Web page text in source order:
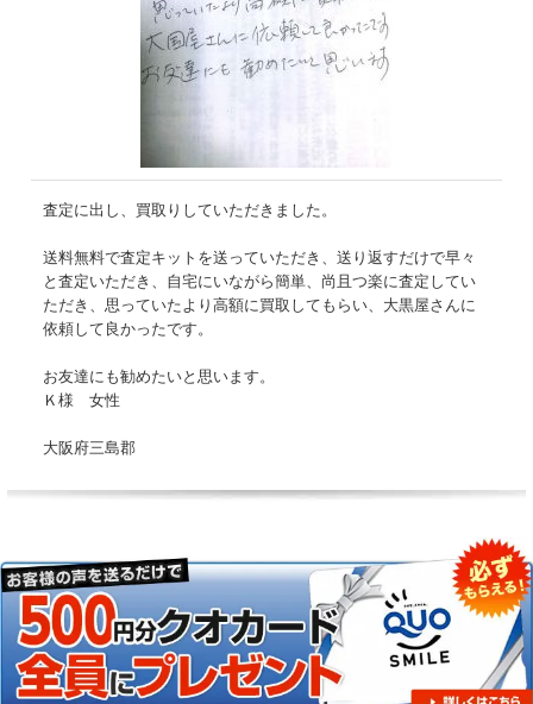
査定に出し、買取りしていただきました。
送料無料で査定キットを送っていただき、送り返すだけで早々
と査定いただき、自宅にいながら簡単、尚且つ楽に査定してい
ただき、思っていたより高額に買取してもらい、大黒屋さんに
依頼して良かったです。
お友達にも勧めたいと思います。
Ｋ様 女性
大阪府三島郡